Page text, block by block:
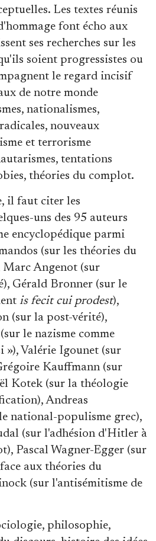
Les textes réunis
font écho aux
ses recherches sur les
soient progressistes ou
le regard incisif
de notre monde
nationalismes,
nouveaux
et terrorisme
tentations
théories du complot.
il faut citer les
uns des 95 auteurs
encyclopédique parmi
(sur les théories du
Marc Angenot (sur
Gérald Bronner (sur le
is fecit cui prodest),
(sur la post-vérité),
le nazisme comme
»), Valérie Igounet (sur
Kauffmann (sur
Kotek (sur la théologie
Andreas
national-populisme grec),
(sur l'adhésion d'Hitler à
Pascal Wagner-Egger (sur
aux théories du
(sur l'antisémitisme de
philosophie,